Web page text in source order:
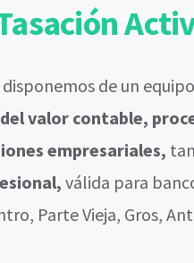
de un
valor contable,
empresariales,
válida para
Parte Vieja, Gros,